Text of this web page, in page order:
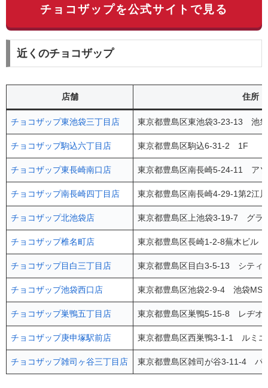
チョコザップを公式サイトで見る
近くのチョコザップ
店舗 住所
チョコザップ東池袋三丁目店 東京都豊島区東池袋3-23-13 池
チョコザップ駒込六丁目店 東京都豊島区駒込6-31-2 1F
チョコザップ東長崎南口店 東京都豊島区南長崎5-24-11 ア
チョコザップ南長崎四丁目店 東京都豊島区南長崎4-29-1第2江
チョコザップ北池袋店 東京都豊島区上池袋3-19-7 グ
チョコザップ椎名町店 東京都豊島区長崎1-2-8蕪木ビル
チョコザップ目白三丁目店 東京都豊島区目白3-5-13 シテ
チョコザップ池袋西口店 東京都豊島区池袋2-9-4 池袋
チョコザップ巣鴨五丁目店 東京都豊島区巣鴨5-15-8 レヂ
チョコザップ庚申塚駅前店 東京都豊島区西巣鴨3-1-1 ルミ
チョコザップ雑司ヶ谷三丁目店 東京都豊島区雑司が谷3-11-4